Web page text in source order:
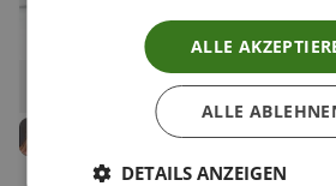
Speichern
Kerstin Ransauer
19
ALLE
ALLE
DETAILS ANZEIGEN